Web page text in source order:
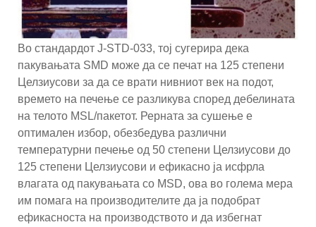
Во стандардот J-STD-033, тој сугерира дека
пакувањата SMD може да се печат на 125 степени
Целзиусови за да се врати нивниот век на подот,
времето на печење се разликува според дебелината
на телото MSL/пакетот. Рерната за сушење е
оптимален избор, обезбедува различни
температурни печење од 50 степени Целзиусови до
125 степени Целзиусови и ефикасно ја исфрла
влагата од пакувањата со MSD, ова во голема мера
им помага на производителите да ја подобрат
ефикасноста на производството и да избегнат